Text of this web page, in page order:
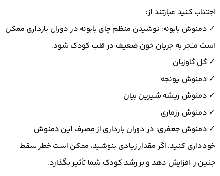
اجتناب کنید عبارتند از:
✓ دمنوش بابونه: نوشیدن منظم چای بابونه در دوران بارداری ممکن
است منجر به جریان خون ضعیف در قلب کودک شود.
✓ گل گاوزبان
✓ دمنوش یونجه
✓ دمنوش ریشه شیرین بیان
✓ دمنوش رزماری
✓ دمنوش جعفری: در دوران بارداری از مصرف این دمنوش
خودداری کنید. اگر مقدار زیادی بنوشید، ممکن است خطر سقط
جنین را افزایش دهد و بر رشد کودک شما تأثیر بگذارد.